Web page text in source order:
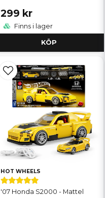
299 kr
Finns i lager
KÖP
HOT WHEELS
'07 Honda S2000 - Mattel